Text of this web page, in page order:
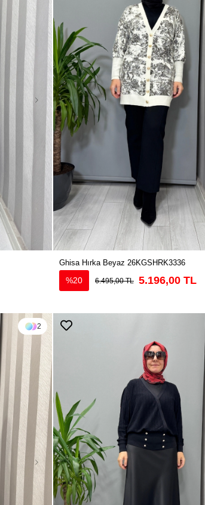
Ghisa Hırka Beyaz 26KGSHRK3336
%20 6.495,00 TL 5.196,00 TL
2